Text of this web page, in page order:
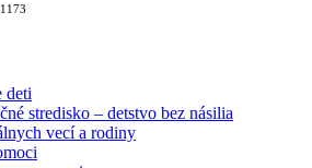
deti
stredisko – detstvo bez násilia
vecí a rodiny